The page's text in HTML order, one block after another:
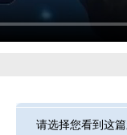
请选择您看到这